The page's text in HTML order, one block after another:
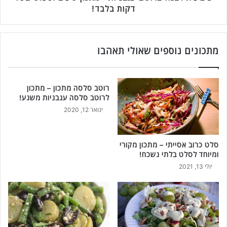
ס
ט
ת
ק
ת
ק
ו
מ
י
ו
ח
ב
ג
ב
נ
י
ו
ת
-
מ
ת
ט
ע
י
דקות בלבד!
מתכונים נוספים שאולי תאהבו
סלט כרוב אסייתי – מתכון מקורי
ומיוחד לסלט בלתי נשכח!
יולי 13, 2021
רוטב סלסה מתכון – מתכון
לרוטב סלסה עגבניות משגע!
ינואר 12, 2020